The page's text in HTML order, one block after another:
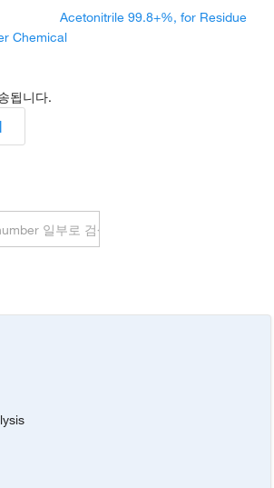
Acetonitrile 99.8+%, for Residue
Chemical
됩니다.